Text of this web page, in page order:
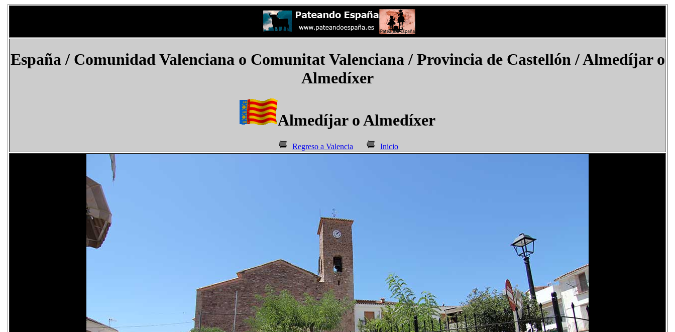
España/ Comunidad Valenciana o Comunitat Valenciana/ Provincia de Castellón / Almedíjar o
Almedíxer
Almedíjar o Almedíxer
Regreso a Valencia Inicio